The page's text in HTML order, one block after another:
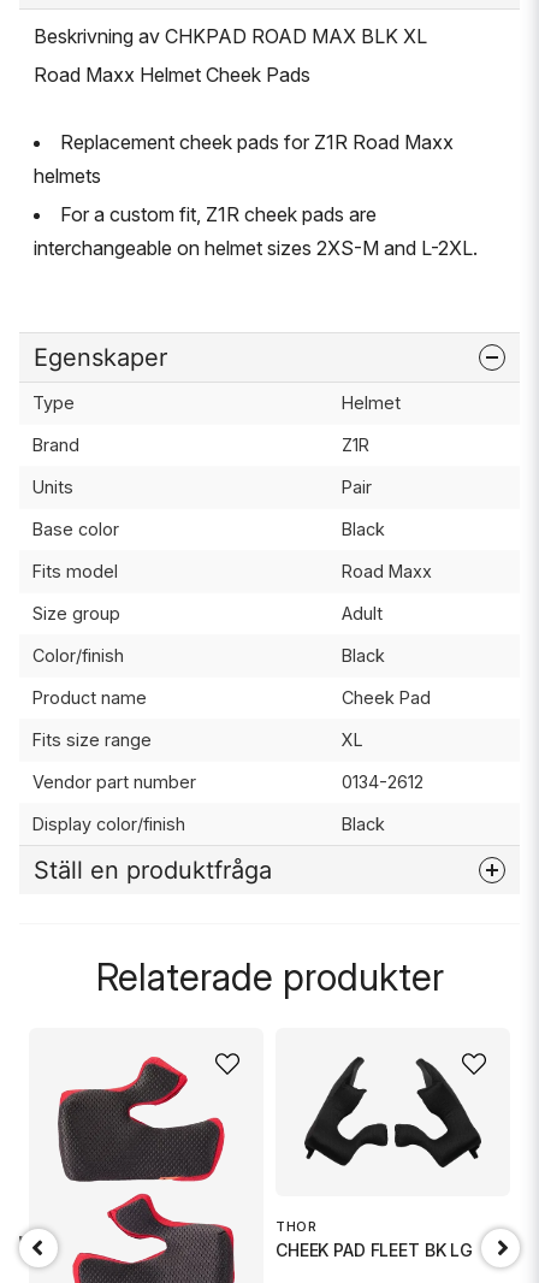
Beskrivning av CHKPAD ROAD MAX BLK XL
Road Maxx Helmet Cheek Pads
Replacement cheek pads for Z1R Road Maxx
helmets
For a custom fit, Z1R cheek pads are
interchangeable on helmet sizes 2XS-M and L-2XL.
Egenskaper
Type Helmet
Brand Z1R
Units Pair
Base color Black
Fits model Road Maxx
Size group Adult
Color/finish Black
Product name Cheek Pad
Fits size range XL
Vendor part number 0134-2612
Display color/finish Black
Ställ en produktfråga
emailMejladress
Ja, ni får publicera min fråga
Relaterade produkter
THOR
CHEEK PAD FLEET BK LG